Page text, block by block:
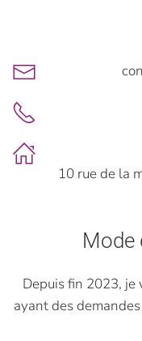
10 rue de la
Mode
Depuis fin 2023, je
ayant des